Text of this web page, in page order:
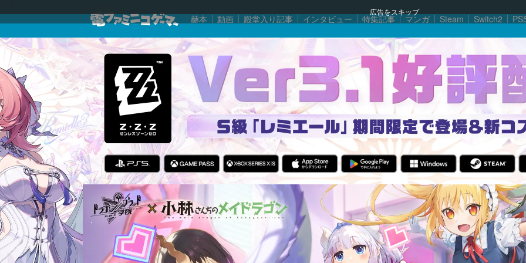
広告をスキップ
赫本 動画 殿堂入り記事 インタビュー 特集記事 マンガ Steam Switch2